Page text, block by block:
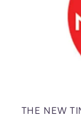
THE NEW